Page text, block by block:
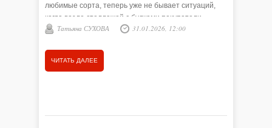
любимые сорта, теперь уже не бывает ситуаций,
когда возле стеллажей с булками покупатели
говорят, что хлеба нет… . 20- 30 наименований
продуктами пекари!
Татьяна СУХОВА 31.01.2026, 12:00
ЧИТАТЬ ДАЛЕЕ